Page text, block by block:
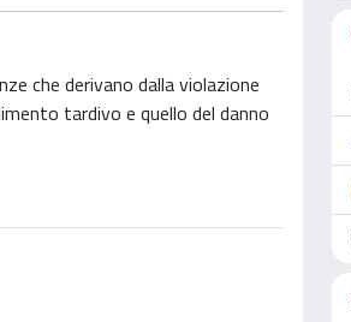
che derivano dalla violazione
tardivo e quello del danno